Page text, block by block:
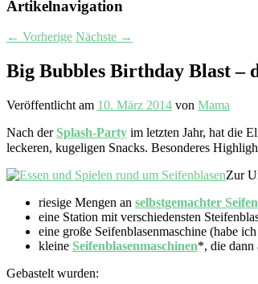
Artikelnavigation
← Vorherige Nächste →
Big Bubbles Birthday Blast –
Veröffentlicht am 10. März 2014 von Mama
Nach der Splash-Party im letzten Jahr, hat die
leckeren, kugeligen Snacks. Besonderes
Zur
riesige Mengen an selbstgemachter
eine Station mit verschiedensten
eine große Seifenblasenmaschine (habe
kleine Seifenblasenmaschinen*, die dann
Gebastelt wurden: